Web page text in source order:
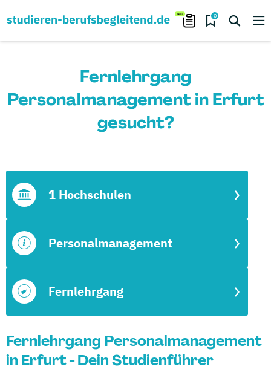
0
Fernlehrgang
Personalmanagement in Erfurt
gesucht?
Fernlehrgang
Personalmanagement
1 Hochschulen
Fernlehrgang Personalmanagement
in Erfurt - Dein Studienführer